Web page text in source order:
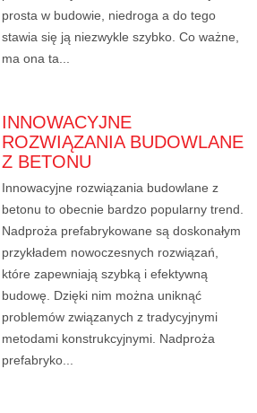
prosta w budowie, niedroga a do tego
stawia się ją niezwykle szybko. Co ważne,
ma ona ta...
INNOWACYJNE
ROZWIĄZANIA BUDOWLANE
Z BETONU
Innowacyjne rozwiązania budowlane z
betonu to obecnie bardzo popularny trend.
Nadproża prefabrykowane są doskonałym
przykładem nowoczesnych rozwiązań,
które zapewniają szybką i efektywną
budowę. Dzięki nim można uniknąć
problemów związanych z tradycyjnymi
metodami konstrukcyjnymi. Nadproża
prefabryko...